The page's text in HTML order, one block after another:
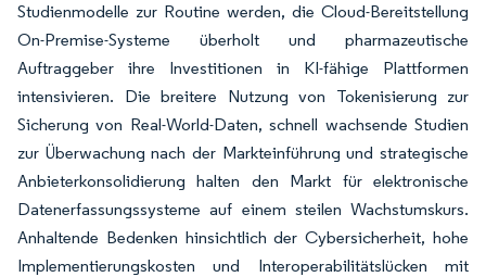
Studienmodelle zur Routine werden, die Cloud-Bereitstellung
On-Premise-Systeme überholt und pharmazeutische
Auftraggeber ihre Investitionen in KI-fähige Plattformen
intensivieren. Die breitere Nutzung von Tokenisierung zur
Sicherung von Real-World-Daten, schnell wachsende Studien
zur Überwachung nach der Markteinführung und strategische
Anbieterkonsolidierung halten den Markt für elektronische
Datenerfassungssysteme auf einem steilen Wachstumskurs.
Anhaltende Bedenken hinsichtlich der Cybersicherheit, hohe
Implementierungskosten und Interoperabilitätslücken mit